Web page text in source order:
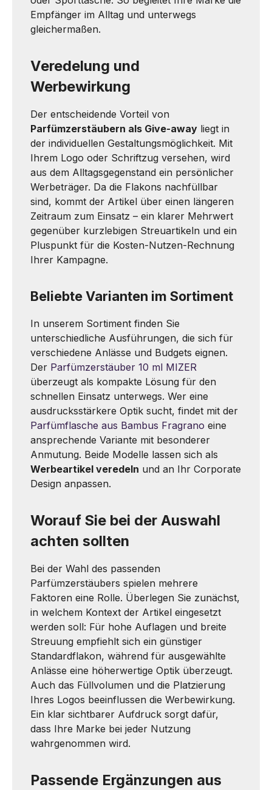
Empfänger im Alltag und unterwegs
gleichermaßen.
Veredelung und
Werbewirkung
Der entscheidende Vorteil von
Parfümzerstäubern als Give-away liegt in
der individuellen Gestaltungsmöglichkeit. Mit
Ihrem Logo oder Schriftzug versehen, wird
aus dem Alltagsgegenstand ein persönlicher
Werbeträger. Da die Flakons nachfüllbar
sind, kommt der Artikel über einen längeren
Zeitraum zum Einsatz – ein klarer Mehrwert
gegenüber kurzlebigen Streuartikeln und ein
Pluspunkt für die Kosten-Nutzen-Rechnung
Ihrer Kampagne.
Beliebte Varianten im Sortiment
In unserem Sortiment finden Sie
unterschiedliche Ausführungen, die sich für
verschiedene Anlässe und Budgets eignen.
Der Parfümzerstäuber 10 ml MIZER
überzeugt als kompakte Lösung für den
schnellen Einsatz unterwegs. Wer eine
ausdrucksstärkere Optik sucht, findet mit der
Parfümflasche aus Bambus Fragrano eine
ansprechende Variante mit besonderer
Anmutung. Beide Modelle lassen sich als
Werbeartikel veredeln und an Ihr Corporate
Design anpassen.
Worauf Sie bei der Auswahl
achten sollten
Bei der Wahl des passenden
Parfümzerstäubers spielen mehrere
Faktoren eine Rolle. Überlegen Sie zunächst,
in welchem Kontext der Artikel eingesetzt
werden soll: Für hohe Auflagen und breite
Streuung empfiehlt sich ein günstiger
Standardflakon, während für ausgewählte
Anlässe eine höherwertige Optik überzeugt.
Auch das Füllvolumen und die Platzierung
Ihres Logos beeinflussen die Werbewirkung.
Ein klar sichtbarer Aufdruck sorgt dafür,
dass Ihre Marke bei jeder Nutzung
wahrgenommen wird.
Passende Ergänzungen aus